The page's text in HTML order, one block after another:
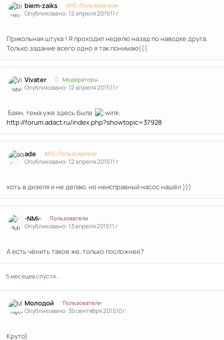
biem-zaiks APC-Пользователи
Опубликовано:12 апреля 201511 г
Прикольная штука ! Я проходил неделю назад по наводке друга.
Только задание всего одно я так понимаю(((
Vivater Модераторы
Опубликовано:12 апреля 201511 г
Баян, тема уже здесь была
http://forum.adact.ru/index.php?showtopic=37928
ade APC-Пользователи
Опубликовано:12 апреля 201511 г
хоть в дизеля и не делаю. но неисправный насос нашёл )))
-NMi- Пользователи
Опубликовано:13 апреля 201511 г
А есть чёнить такое же, только посложнее?
5 месяцев спустя...
Молодой Пользователи
Опубликовано:30 сентября 201510 г
Круто)